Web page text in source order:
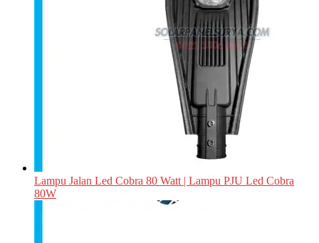
Lampu Jalan Led Cobra 80 Watt | Lampu PJU Led Cobra
80W